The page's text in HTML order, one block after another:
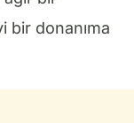
bir donanıma